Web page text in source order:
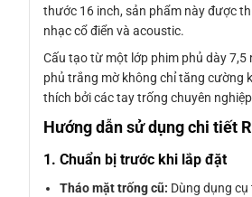
thước 16 inch, sản phẩm này được
nhạc cổ điển và acoustic.
Cấu tạo từ một lớp phim phủ dày
phủ trắng mờ không chỉ tăng cường
thích bởi các tay trống chuyên
Hướng dẫn sử dụng chi tiết
1. Chuẩn bị trước khi lắp đặt
Tháo mặt trống cũ: Dùng dụng